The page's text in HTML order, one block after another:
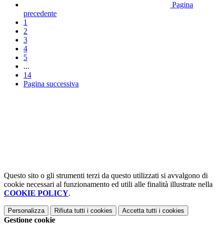
Pagina
precedente
1
2
3
4
5
...
14
Pagina successiva
Questo sito o gli strumenti terzi da questo utilizzati si avvalgono di
cookie necessari al funzionamento ed utili alle finalità illustrate nella
COOKIE POLICY.
Personalizza Rifiuta tutti i cookies Accetta tutti i cookies
Gestione cookie